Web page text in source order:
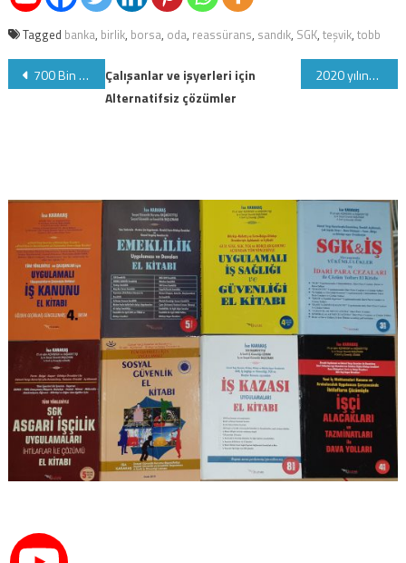
Tagged banka, birlik, borsa, oda, reassürans, sandık, SGK, teşvik, tobb
Yazı
gezinmesi
700 Bin Gurbetçinin emekliliği iptal edildi mi 2020 yılında SSK prime esas kazanç taban ve tavan miktarları
Çalışanlar ve işyerleri için
Alternatifsiz çözümler